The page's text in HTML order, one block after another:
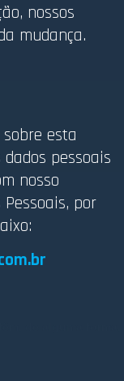
nossos
mudança.
esta
pessoais
nosso
por